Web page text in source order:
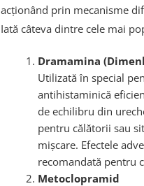
acționând prin mecanisme
Iată câteva dintre cele mai
Dramamina
Utilizată în special
antihistaminică
de echilibru din
pentru călătorii sau
mișcare. Efectele
recomandată pentru
Metoclopramid